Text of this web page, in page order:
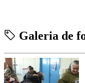
Galeria de